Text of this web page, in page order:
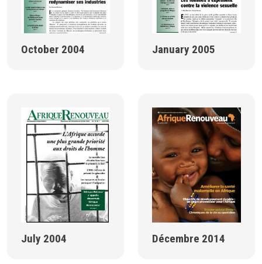
October 2004 January 2005
July 2004 Décembre 2014